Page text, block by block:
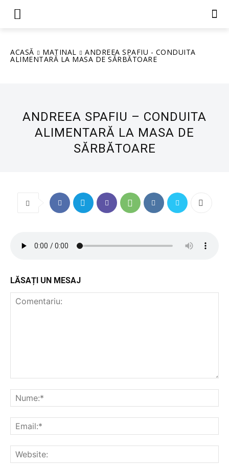
ACASĂ MATINAL ANDREEA SPAFIU - CONDUITA
ALIMENTARĂ LA MASA DE SĂRBĂTOARE
ANDREEA SPAFIU – CONDUITA
ALIMENTARĂ LA MASA DE
SĂRBĂTOARE
LĂSAȚI UN MESAJ